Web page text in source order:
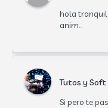
hola
anim...
Tutos y Soft
Si pero te